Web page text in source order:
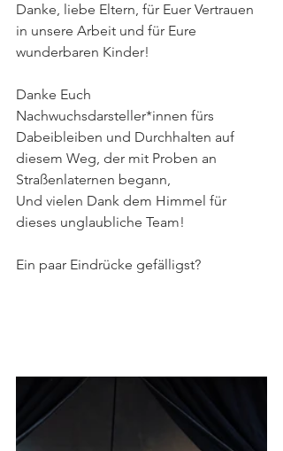
Danke, liebe Eltern, für Euer Vertrauen
in unsere Arbeit und für Eure
wunderbaren Kinder!
Danke Euch
Nachwuchsdarsteller*innen fürs
Dabeibleiben und Durchhalten auf
diesem Weg, der mit Proben an
Straßenlaternen begann,
Und vielen Dank dem Himmel für
dieses unglaubliche Team!
Ein paar Eindrücke gefälligst?